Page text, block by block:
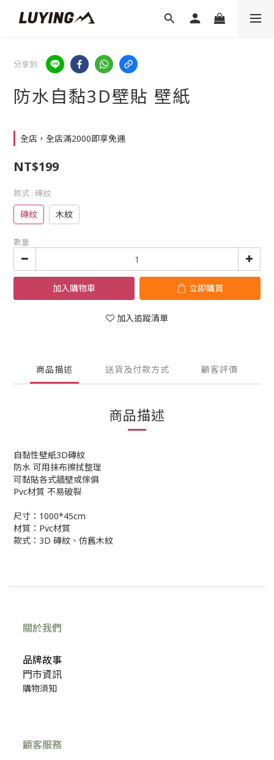
分享到
防水自黏3D壁貼 壁紙
全店，全店滿2000即享免運
NT$199
款式 : 磚紋
磚紋 木紋
數量
加入購物車 立即購買
加入追蹤清單
商品描述 送貨及付款方式 顧客評價
商品描述
自黏性壁紙3D磚紋
防水 可用抹布擦拭整理
可黏貼各式牆壁或傢俱
Pvc材質 不易破裂
尺寸：1000*45cm
材質：Pvc材質
款式：3D 磚紋、仿舊木紋
關於我們
品牌故事
門市資訊
購物須知
顧客服務